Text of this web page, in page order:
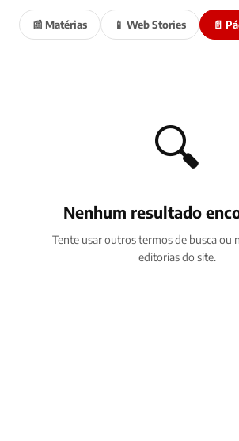
📰 Matérias 📱 Web Stories 📄
🔍
Nenhum resultado
Tente usar outros termos de busca ou
editorias do site.